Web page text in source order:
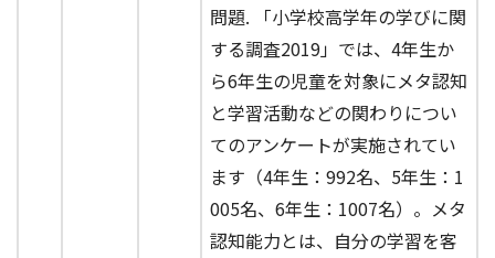
問題. 「小学校高学年の学びに関
する調査2019」では、4年生か
ら6年生の児童を対象にメタ認知
と学習活動などの関わりについ
てのアンケートが実施されてい
ます（4年生：992名、5年生：1
005名、6年生：1007名）。メタ
認知能力とは、自分の学習を客